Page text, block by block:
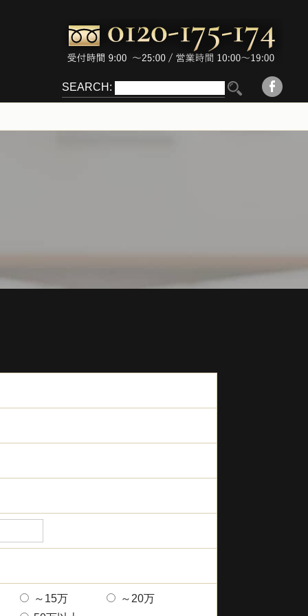
SEARCH:
～15万
～20万